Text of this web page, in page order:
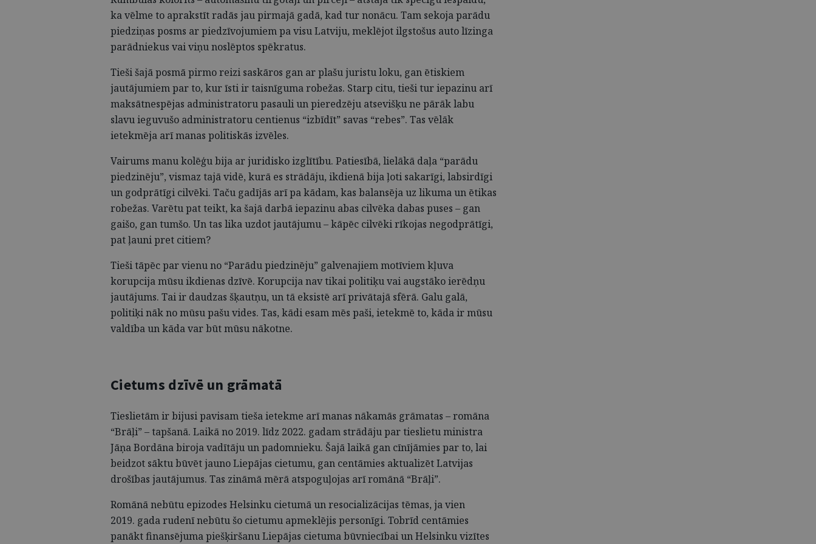
ka vēlme to aprakstīt radās jau pirmajā gadā, kad tur nonācu. Tam sekoja parādu
piedziņas posms ar piedzīvojumiem pa visu Latviju, meklējot ilgstošus auto līzinga
parādniekus vai viņu noslēptos spēkratus.
Tieši šajā posmā pirmo reizi saskāros gan ar plašu juristu loku, gan ētiskiem
jautājumiem par to, kur īsti ir taisnīguma robežas. Starp citu, tieši tur iepazinu arī
maksātnespējas administratoru pasauli un pieredzēju atsevišķu ne pārāk labu
slavu ieguvušo administratoru centienus “izbīdīt” savas “rebes”. Tas vēlāk
ietekmēja arī manas politiskās izvēles.
Vairums manu kolēģu bija ar juridisko izglītību. Patiesībā, lielākā daļa “parādu
piedzinēju”, vismaz tajā vidē, kurā es strādāju, ikdienā bija ļoti sakarīgi, labsirdīgi
un godprātīgi cilvēki. Taču gadījās arī pa kādam, kas balansēja uz likuma un ētikas
robežas. Varētu pat teikt, ka šajā darbā iepazinu abas cilvēka dabas puses – gan
gaišo, gan tumšo. Un tas lika uzdot jautājumu – kāpēc cilvēki rīkojas negodprātīgi,
pat ļauni pret citiem?
Tieši tāpēc par vienu no “Parādu piedzinēju” galvenajiem motīviem kļuva
korupcija mūsu ikdienas dzīvē. Korupcija nav tikai politiķu vai augstāko ierēdņu
jautājums. Tai ir daudzas šķautņu, un tā eksistē arī privātajā sfērā. Galu galā,
politiķi nāk no mūsu pašu vides. Tas, kādi esam mēs paši, ietekmē to, kāda ir mūsu
valdība un kāda var būt mūsu nākotne.
Cietums dzīvē un grāmatā
Tieslietām ir bijusi pavisam tieša ietekme arī manas nākamās grāmatas – romāna
“Brāļi” – tapšanā. Laikā no 2019. līdz 2022. gadam strādāju par tieslietu ministra
Jāņa Bordāna biroja vadītāju un padomnieku. Šajā laikā gan cīnījāmies par to, lai
beidzot sāktu būvēt jauno Liepājas cietumu, gan centāmies aktualizēt Latvijas
drošības jautājumus. Tas zināmā mērā atspoguļojas arī romānā “Brāļi”.
Romānā nebūtu epizodes Helsinku cietumā un resocializācijas tēmas, ja vien
2019. gada rudenī nebūtu šo cietumu apmeklējis personīgi. Tobrīd centāmies
panākt finansējuma piešķiršanu Liepājas cietuma būvniecībai un Helsinku vizītes